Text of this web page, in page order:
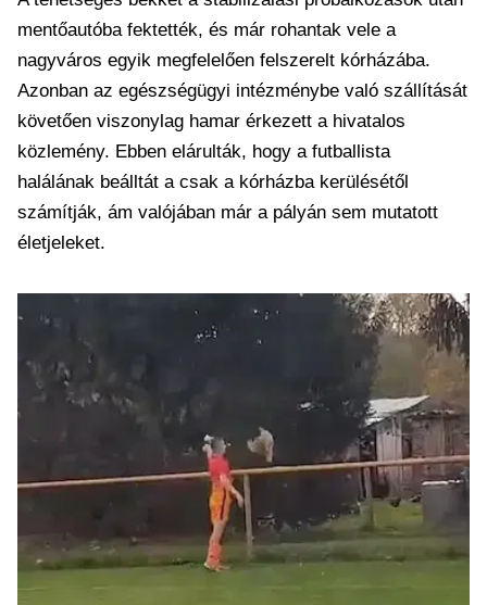
mentőautóba fektették, és már rohantak vele a
nagyváros egyik megfelelően felszerelt kórházába.
Azonban az egészségügyi intézménybe való szállítását
követően viszonylag hamar érkezett a hivatalos
közlemény. Ebben elárulták, hogy a futballista
halálának beálltát a csak a kórházba kerülésétől
számítják, ám valójában már a pályán sem mutatott
életjeleket.